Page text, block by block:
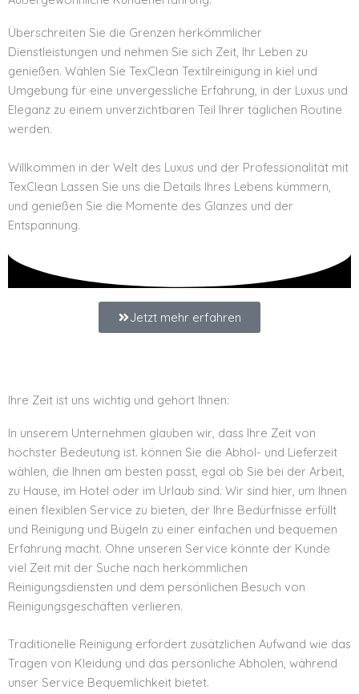
Überschreiten Sie die Grenzen herkömmlicher
Dienstleistungen und nehmen Sie sich Zeit, Ihr Leben zu
genießen. Wählen Sie TexClean Textilreinigung in kiel und
Umgebung für eine unvergessliche Erfahrung, in der Luxus und
Eleganz zu einem unverzichtbaren Teil Ihrer täglichen Routine
werden.
Willkommen in der Welt des Luxus und der Professionalität mit
TexClean Lassen Sie uns die Details Ihres Lebens kümmern,
und genießen Sie die Momente des Glanzes und der
Entspannung.
Jetzt mehr erfahren
Ihre Zeit ist uns wichtig und gehört Ihnen:
In unserem Unternehmen glauben wir, dass Ihre Zeit von
höchster Bedeutung ist. können Sie die Abhol- und Lieferzeit
wählen, die Ihnen am besten passt, egal ob Sie bei der Arbeit,
zu Hause, im Hotel oder im Urlaub sind. Wir sind hier, um Ihnen
einen flexiblen Service zu bieten, der Ihre Bedürfnisse erfüllt
und Reinigung und Bügeln zu einer einfachen und bequemen
Erfahrung macht. Ohne unseren Service könnte der Kunde
viel Zeit mit der Suche nach herkömmlichen
Reinigungsdiensten und dem persönlichen Besuch von
Reinigungsgeschäften verlieren.
Traditionelle Reinigung erfordert zusätzlichen Aufwand wie das
Tragen von Kleidung und das persönliche Abholen, während
unser Service Bequemlichkeit bietet.